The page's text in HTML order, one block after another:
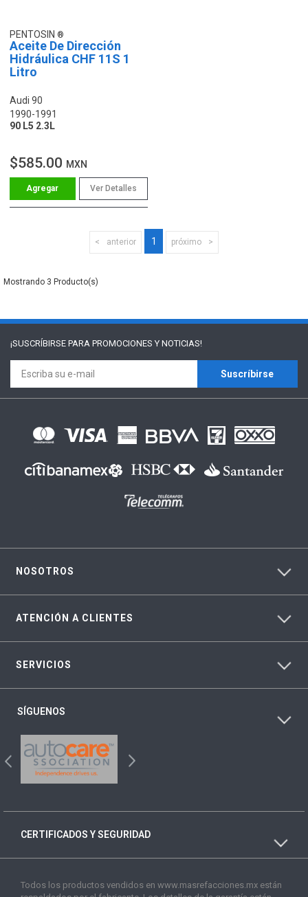
PENTOSIN
Aceite De Dirección
Hidráulica CHF 11S 1
Litro
Audi 90
1990-1991
90 L5 2.3L
$585.00 MXN
Ver Detalles
anterior 1 próximo
3
¡SUSCRÍBIRSE PARA PROMOCIONES Y NOTICIAS!
Suscríbirse
NOSOTROS
ATENCIÓN A CLIENTES
SERVICIOS
SÍGUENOS
CERTIFICADOS Y SEGURIDAD
Todos los productos vendidos en www.masrefacciones.mx están